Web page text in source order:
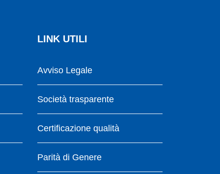
LINK UTILI
Avviso Legale
Società trasparente
Certificazione qualità
Parità di Genere